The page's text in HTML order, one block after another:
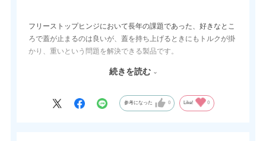
フリーストップヒンジにおいて長年の課題であった、好きなとこ
ろで蓋が止まるのは良いが、蓋を持ち上げるときにもトルクが掛
かり、重いという問題を解決できる製品です。
けトルクが掛かる機構です。続きを読む
参考になった 0 Like! 0